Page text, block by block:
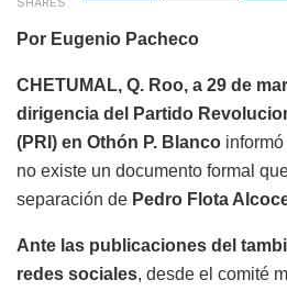
Por Eugenio Pacheco
CHETUMAL, Q. Roo, a 29 de
dirigencia del Partido
(PRI) en Othón P. Blanco
no existe un documento formal
separación de Pedro Flota
Ante las publicaciones del
redes sociales, desde el comité